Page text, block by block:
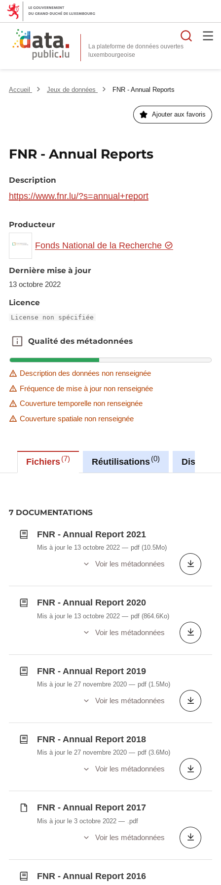
La plateforme de données ouvertes
Accueil Jeux de données FNR - Annual Reports
Ajouter aux favoris
FNR - Annual Reports
Description
https://www.fnr.lu/?s=annual+report
Producteur
Fonds National de la Recherche
Dernière mise à jour
13 octobre 2022
Licence
License non spécifiée
Qualité des métadonnées
Qualité des métadonnées
Description des données non renseignée
Fréquence de mise à jour non renseignée
Couverture temporelle non renseignée
Couverture spatiale non renseignée
Fichiers 7 Réutilisations 0
7 DOCUMENTATIONS
FNR - Annual Report 2021
Mis à jour le 13 octobre 2022 pdf (10.5Mo)
Voir les métadonnées
FNR - Annual Report 2020
Mis à jour le 13 octobre 2022 pdf (864.6Ko)
Voir les métadonnées
FNR - Annual Report 2019
Mis à jour le 27 novembre 2020 pdf (1.5Mo)
Voir les métadonnées
FNR - Annual Report 2018
Mis à jour le 27 novembre 2020 pdf (3.6Mo)
Voir les métadonnées
FNR - Annual Report 2017
Mis à jour le 3 octobre 2022 .pdf
Voir les métadonnées
FNR - Annual Report 2016